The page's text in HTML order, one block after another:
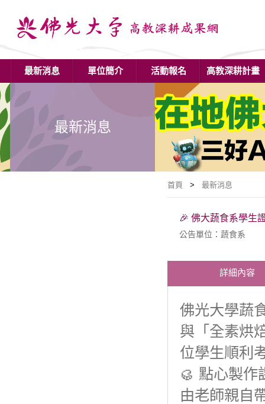
最新消息 單位簡介 活動報名 高教深耕計畫
最新消息
首頁 > 最新消息
🎉 佛大蔬食系學生
公告單位：蔬食系
詳細內容
佛光大學蔬
與「全素烘
位學生順利
🥮 點心製作
由老師親自